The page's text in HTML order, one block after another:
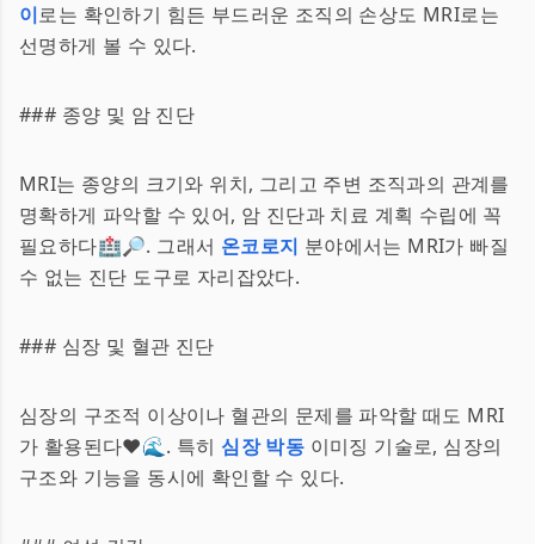
이로는 확인하기 힘든 부드러운 조직의 손상도 MRI로는
선명하게 볼 수 있다.
### 종양 및 암 진단
MRI는 종양의 크기와 위치, 그리고 주변 조직과의 관계를
명확하게 파악할 수 있어, 암 진단과 치료 계획 수립에 꼭
필요하다🏥🔎. 그래서 온코로지 분야에서는 MRI가 빠질
수 없는 진단 도구로 자리잡았다.
### 심장 및 혈관 진단
심장의 구조적 이상이나 혈관의 문제를 파악할 때도 MRI
가 활용된다❤️🌊. 특히 심장 박동 이미징 기술로, 심장의
구조와 기능을 동시에 확인할 수 있다.